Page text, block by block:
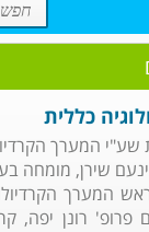
כללית
שע"י המערך
שירן, מומחה
המערך
פרופ' רונן יפה,